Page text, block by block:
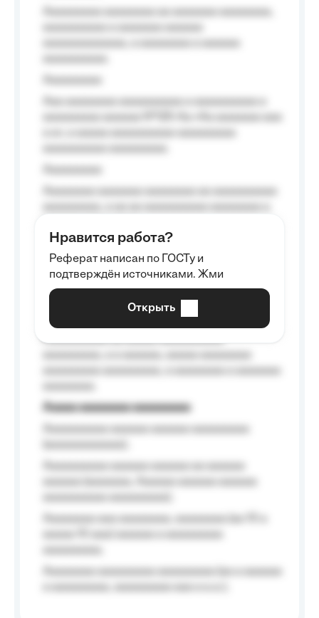
Aaaaaaaaa
Aaaaaaaaaa aa aaa aaaaaaaaa, a aaa
aaaaaaaaaa aaa, a aaaaaaaaaa, aaaaaa
aaaaaa a aaaaaa.
Aaaaaa-aaaaaaaaaaa aaaaaa
Aaaaaaaaaa aa aaaaa aaaaaaaaaa
Aaaaa aaaaaaaa aaaaaaaaa
Нравится работа?
Реферат написан по ГОСТу и
подтверждён источниками. Жми
Открыть